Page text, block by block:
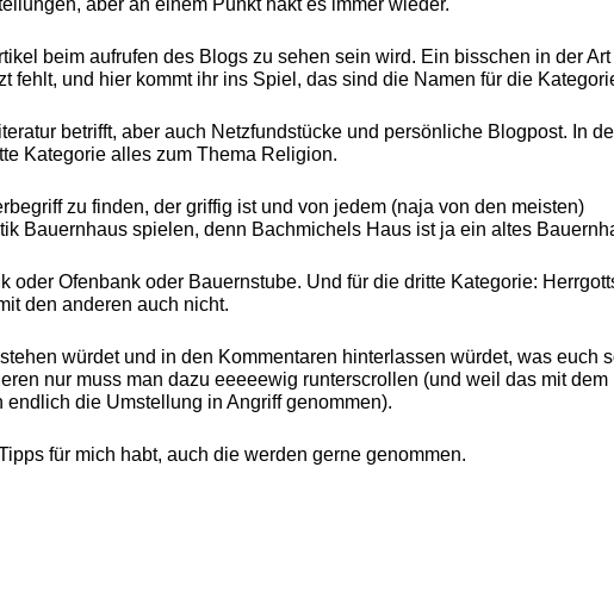
aber an einem Punkt hakt es immer wieder.
beim aufrufen des Blogs zu sehen sein wird. Ein bisschen in der
fehlt, und hier kommt ihr ins Spiel, das sind die Namen für die
betrifft, aber auch Netzfundstücke und persönliche Blogpost. In
Kategorie alles zum Thema Religion.
zu finden, der griffig ist und von jedem (naja von den meisten)
Bauernhaus spielen, denn Bachmichels Haus ist ja ein altes
Ofenbank oder Bauernstube. Und für die dritte Kategorie:
den anderen auch nicht.
würdet und in den Kommentaren hinterlassen würdet, was euch
nur muss man dazu eeeeewig runterscrollen (und weil das mit dem
die Umstellung in Angriff genommen).
für mich habt, auch die werden gerne genommen.